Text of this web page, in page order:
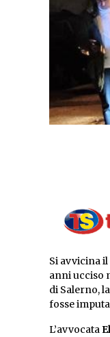
Si avvicina
anni ucciso
di Salerno,
fosse
L’avvocata